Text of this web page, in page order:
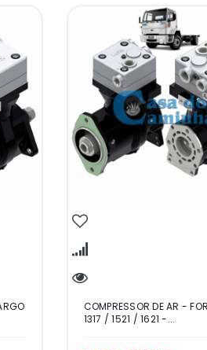
COMPRESSOR DE AR -
1317 / 1521 / 1621 -...